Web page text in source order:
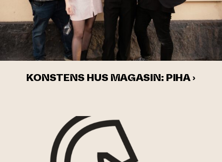
KONSTENS HUS MAGASIN: PIHA ›